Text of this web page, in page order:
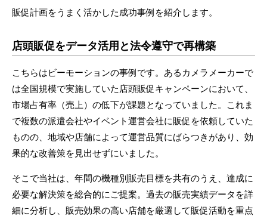
販促計画をうまく活かした成功事例を紹介します。
店頭販促をデータ活用と法令遵守で再構築
こちらはビーモーションの事例です。あるカメラメーカーで
は全国規模で実施していた店頭販促キャンペーンにおいて、
市場占有率（売上）の低下が課題となっていました。これま
で複数の派遣会社やイベント運営会社に販促を依頼していた
ものの、地域や店舗によって運営品質にばらつきがあり、効
果的な改善策を見出せずにいました。
そこで当社は、年間の機種別販売目標を共有のうえ、達成に
必要な解決策を総合的にご提案。過去の販売実績データを詳
細に分析し、販売効果の高い店舗を厳選して販促活動を重点